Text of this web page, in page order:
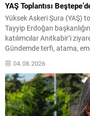
YAŞ Toplantısı
Yüksek Askeri Şura (YAŞ)
Tayyip Erdoğan
katılımcılar Anıtkabir’i
Gündemde terfi, atama,
ilişkin dosyalar bulunuyor.
rütbe hareketlerini ve
ayrılacak personelin...
04.08.2026